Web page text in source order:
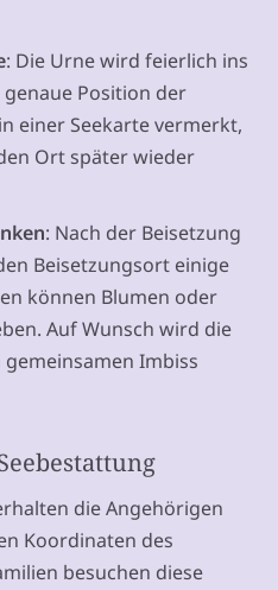
: Die Urne wird feierlich ins
Position der
einer Seekarte vermerkt,
Ort später wieder
: Nach der Beisetzung
Beisetzungsort einige
können Blumen oder
Auf Wunsch wird die
Imbiss
die Angehörigen
Koordinaten des
besuchen diese